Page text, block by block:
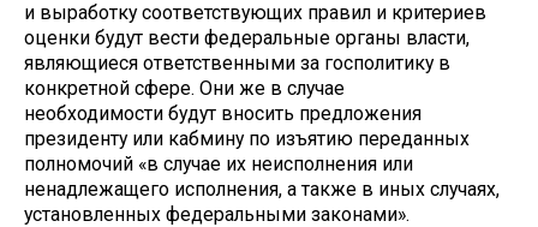
и выработку соответствующих правил и критериев
оценки будут вести федеральные органы власти,
являющиеся ответственными за госполитику в
конкретной сфере. Они же в случае
необходимости будут вносить предложения
президенту или кабмину по изъятию переданных
полномочий «в случае их неисполнения или
ненадлежащего исполнения, а также в иных случаях,
установленных федеральными законами».